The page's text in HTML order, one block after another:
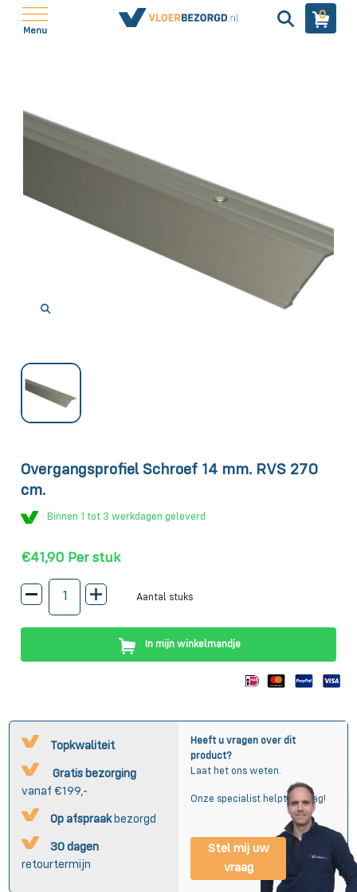
Menu
0
Overgangsprofiel Schroef 14 mm. RVS 270
cm.
Binnen 1 tot 3 werkdagen geleverd
€41,90 Per stuk
Aantal stuks
In mijn winkelmandje
Topkwaliteit
Gratis bezorging
vanaf €199,-
Op afspraak bezorgd
30 dagen
retourtermijn
Heeft u vragen over dit
product?
Laat het ons weten.
Onze specialist helpt u graag!
Stel mij uw
vraag